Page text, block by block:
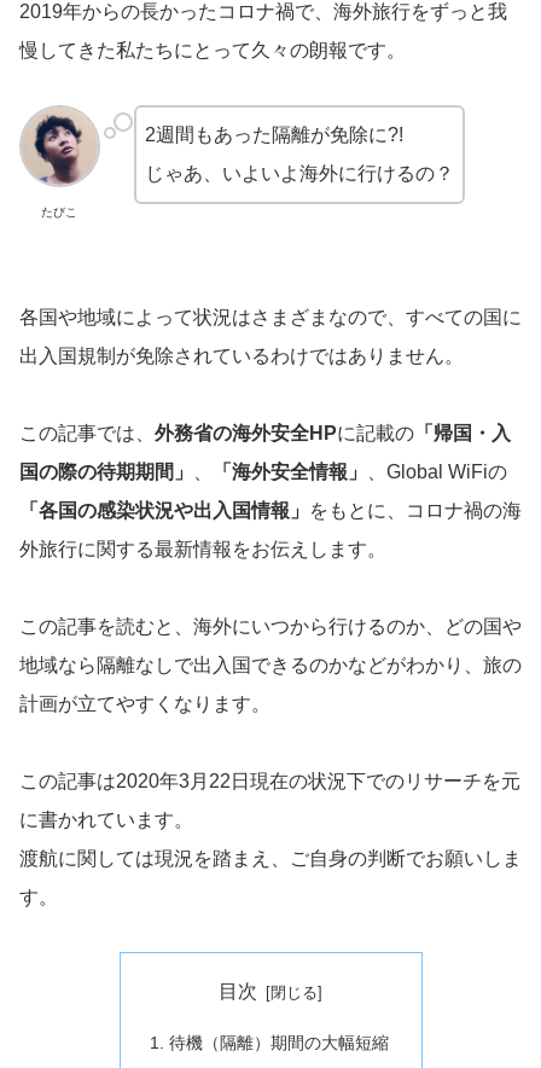
2019年からの長かったコロナ禍で、海外旅行をずっと我
慢してきた私たちにとって久々の朗報です。
たびこ
2週間もあった隔離が免除に?!
じゃあ、いよいよ海外に行けるの？
各国や地域によって状況はさまざまなので、すべての国に
出入国規制が免除されているわけではありません。
この記事では、 外務省の海外安全HPに記載の 「帰国・入
国の際の待期期間」
「海外安全情報」
、Global WiFiの
「各国の感染状況や出入国情報」
をもとに、コロナ禍の海
外旅行に関する最新情報をお伝えします。
この記事を読むと、海外にいつから行けるのか、どの国や
地域なら隔離なしで出入国できるのかなどがわかり、旅の
計画が立てやすくなります。
この記事は2020年3月22日現在の状況下でのリサーチを元
に書かれています。
渡航に関しては現況を踏まえ、ご自身の判断でお願いしま
す。
目次
待機（隔離）期間の大幅短縮